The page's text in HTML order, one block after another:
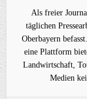
Als freier
täglichen
Oberbayern
eine Plattform
Landwirtschaft,
Medien